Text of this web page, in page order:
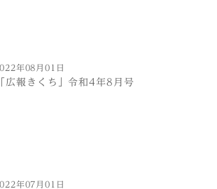
年08月01日
「広報きくち」令和4年8月号
年07月01日